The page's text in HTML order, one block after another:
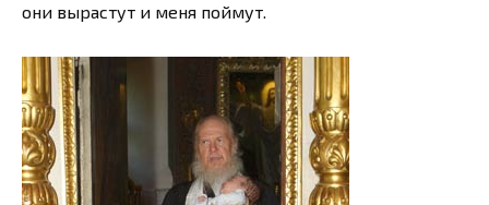
они вырастут и меня поймут.